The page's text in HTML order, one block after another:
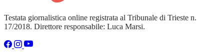
Testata giornalistica online registrata al Tribunale di Trieste n.
17/2018. Direttore responsabile: Luca Marsi.